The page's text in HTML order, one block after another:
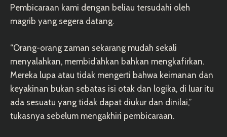
Pembicaraan kami dengan beliau tersudahi oleh
magrib yang segera datang.
“Orang-orang zaman sekarang mudah sekali
menyalahkan, membid’ahkan bahkan mengkafirkan.
Mereka lupa atau tidak mengerti bahwa keimanan dan
keyakinan bukan sebatas isi otak dan logika, di luar itu
ada sesuatu yang tidak dapat diukur dan dinilai,”
tukasnya sebelum mengakhiri pembicaraan.